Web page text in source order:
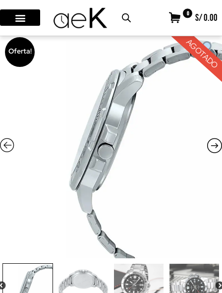
0 S/ 0.00
Oferta! AGOTADO